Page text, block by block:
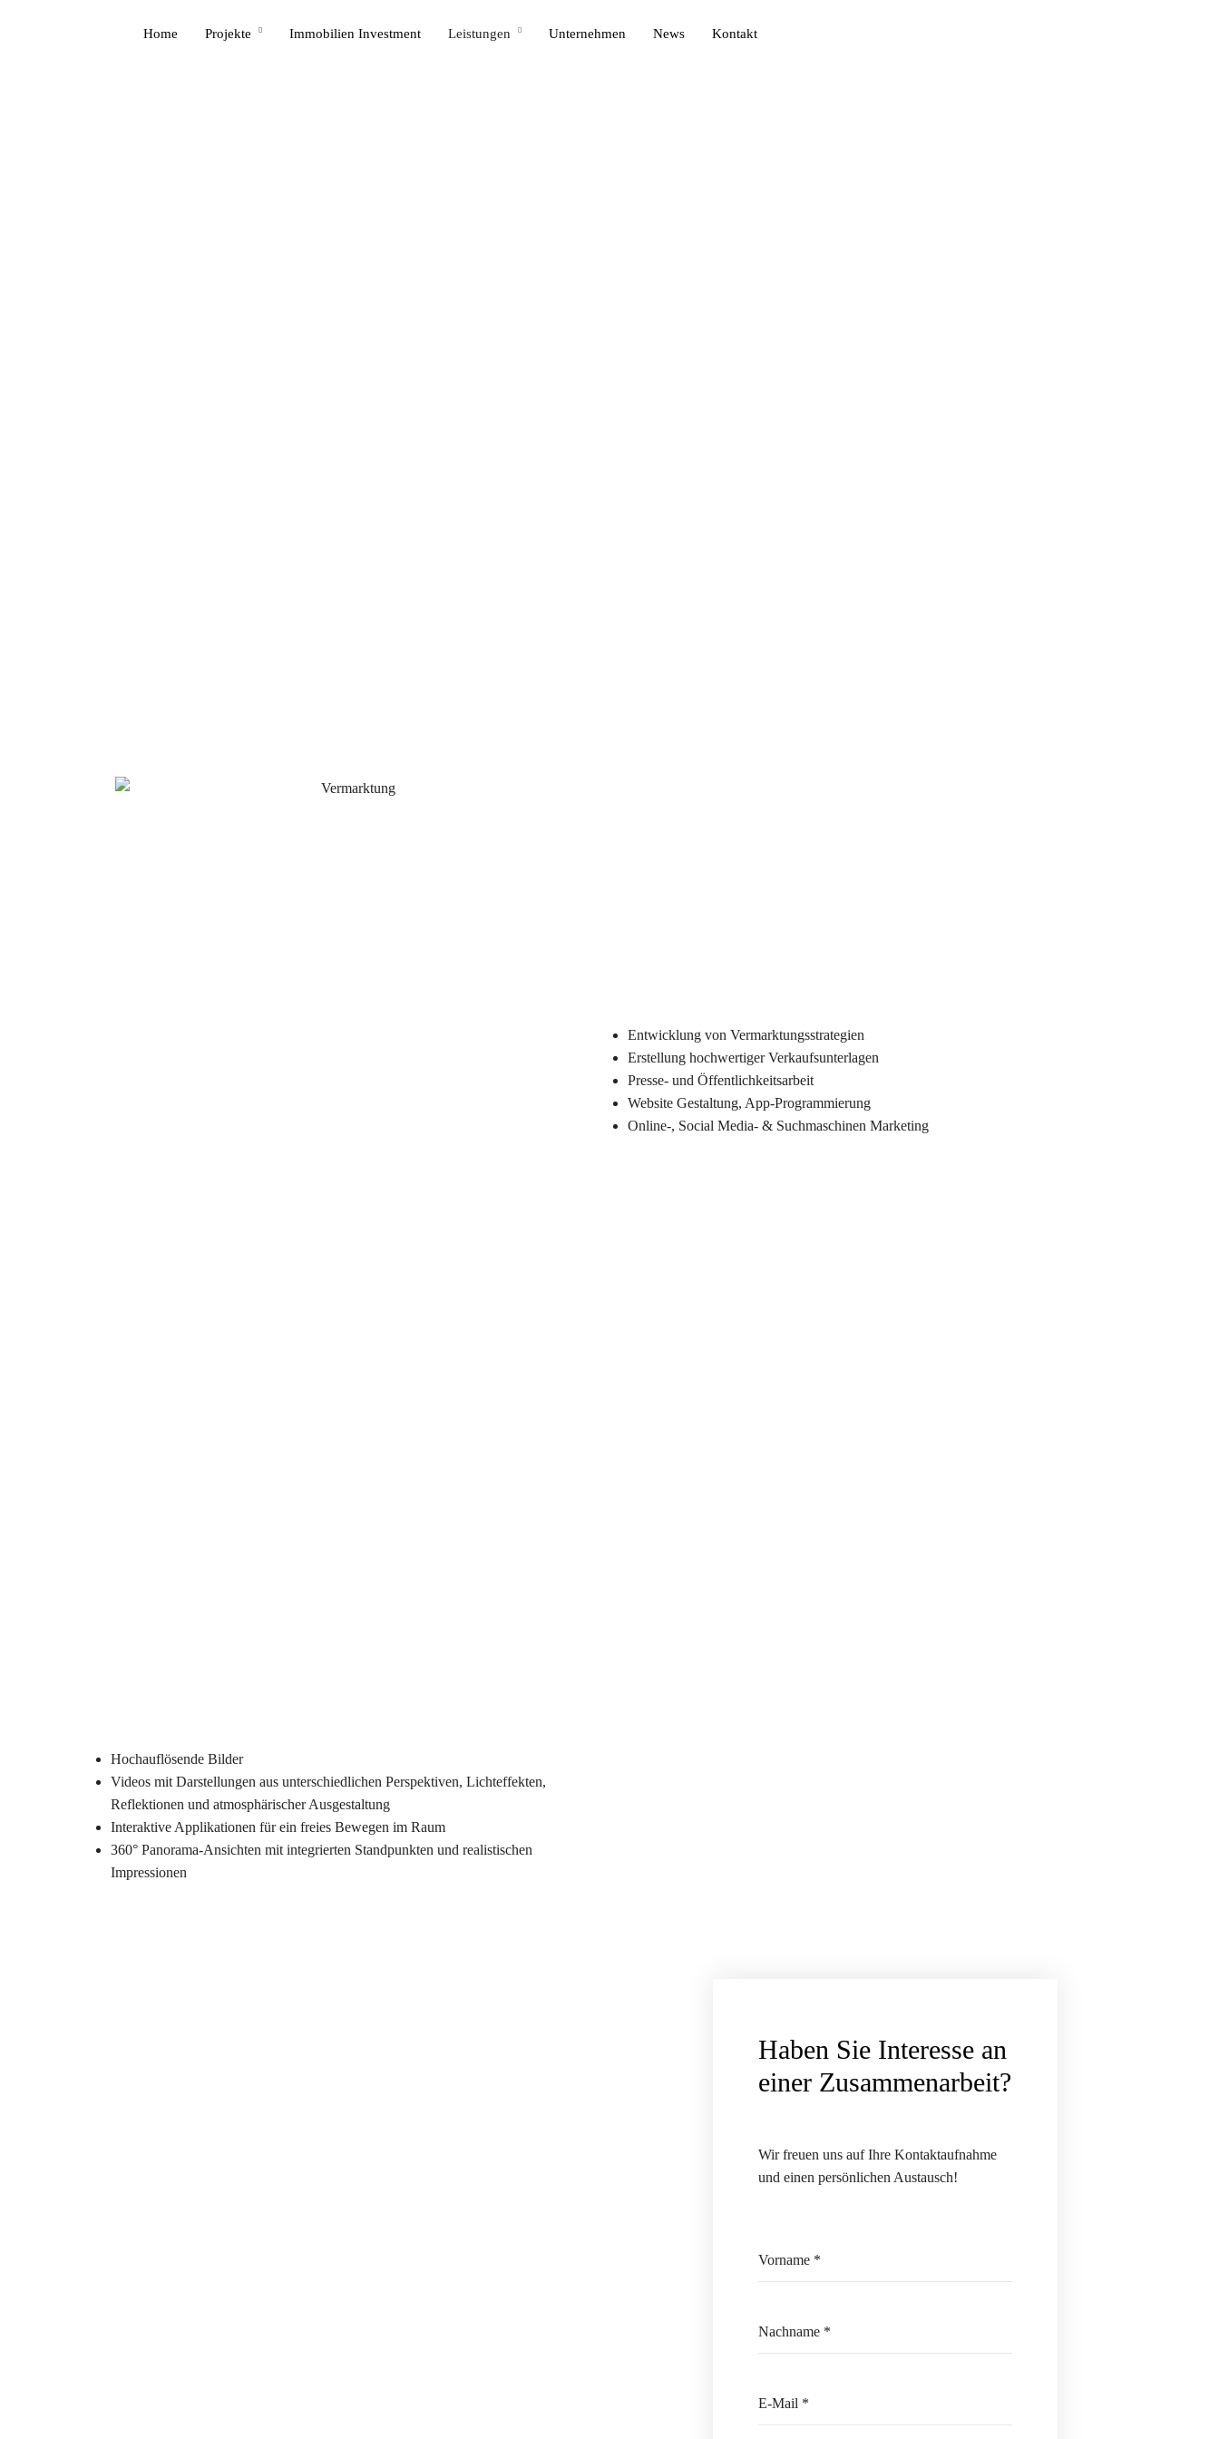
Home Projekte Immobilien Investment Leistungen Unternehmen News Kontakt
Entwicklung von Vermarktungsstrategien
Erstellung hochwertiger Verkaufsunterlagen
Presse- und Öffentlichkeitsarbeit
Website Gestaltung, App-Programmierung
Online-, Social Media- & Suchmaschinen Marketing
Hochauflösende Bilder
Videos mit Darstellungen aus unterschiedlichen Perspektiven, Lichteffekten,
Reflektionen und atmosphärischer Ausgestaltung
Interaktive Applikationen für ein freies Bewegen im Raum
360° Panorama-Ansichten mit integrierten Standpunkten und realistischen
Impressionen
Haben Sie Interesse an
einer Zusammenarbeit?
Wir freuen uns auf Ihre Kontaktaufnahme
und einen persönlichen Austausch!